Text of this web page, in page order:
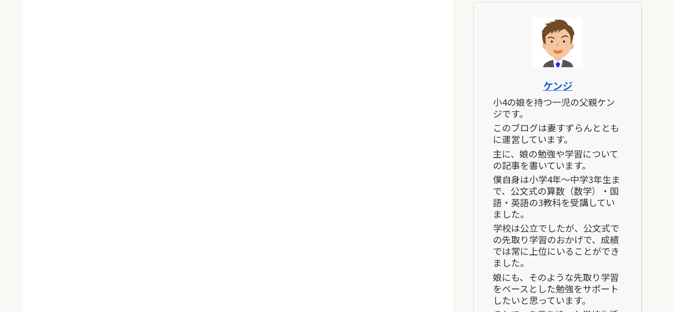
ケンジ
小4の娘を持つ一児の父親ケン
ジです。
このブログは妻すずらんととも
に運営しています。
主に、娘の勉強や学習について
の記事を書いています。
僕自身は小学4年～中学3年生ま
で、公文式の算数（数学）・国
語・英語の3教科を受講してい
ました。
学校は公立でしたが、公文式で
の先取り学習のおかげで、成績
では常に上位にいることができ
ました。
娘にも、そのような先取り学習
をベースとした勉強をサポート
したいと思っています。